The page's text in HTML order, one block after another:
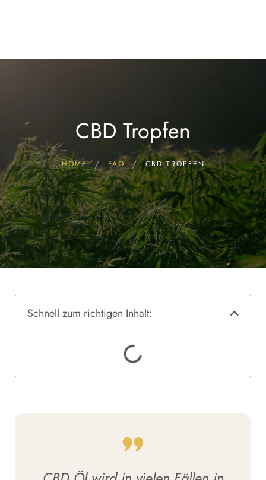
FAQ & Wissen
CBD Tropfen
HOME FAQ CBD TROPFEN
Schnell zum richtigen Inhalt: